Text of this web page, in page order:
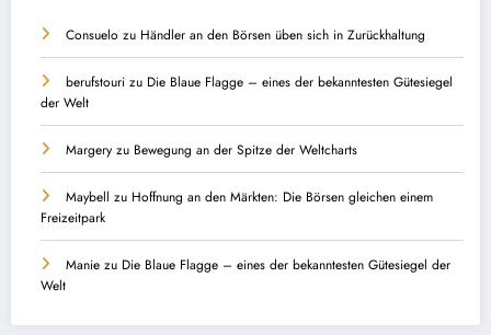
Consuelo zu Händler an den Börsen üben sich in Zurückhaltung
berufstouri zu Die Blaue Flagge – eines der bekanntesten Gütesiegel
der Welt
Margery zu Bewegung an der Spitze der Weltcharts
Maybell zu Hoffnung an den Märkten: Die Börsen gleichen einem
Freizeitpark
Manie zu Die Blaue Flagge – eines der bekanntesten Gütesiegel der
Welt